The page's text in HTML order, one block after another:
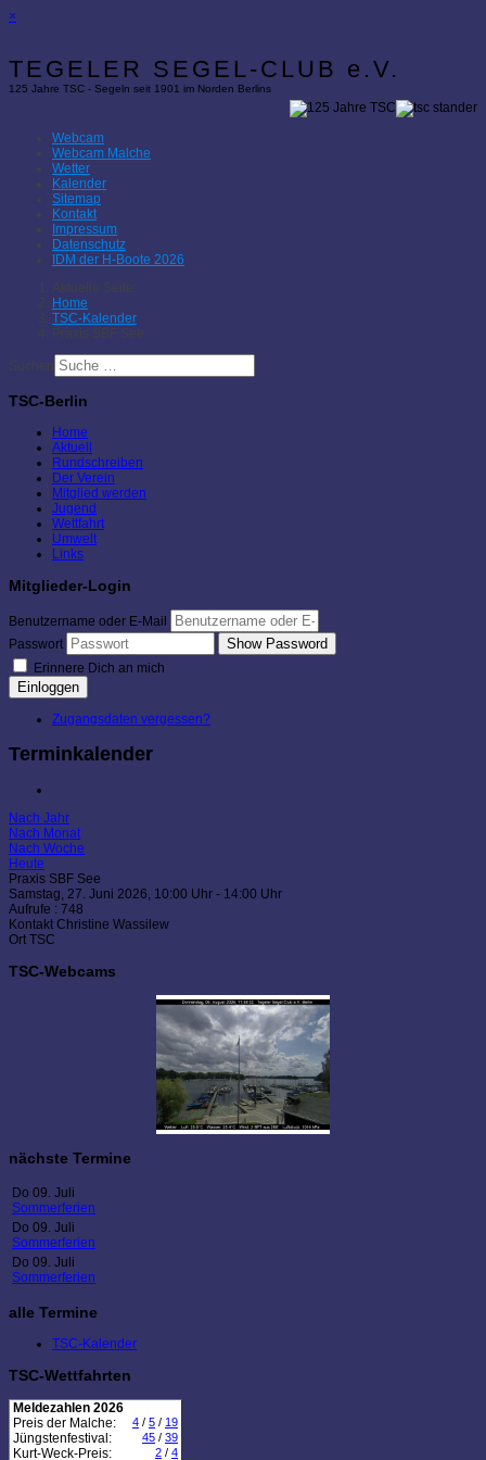
×
TEGELER SEGEL-CLUB e.V.
125 Jahre TSC - Segeln seit 1901 im Norden Berlins
Webcam
Webcam Malche
Wetter
Kalender
Sitemap
Kontakt
Impressum
Datenschutz
IDM der H-Boote 2026
Aktuelle Seite:
Home
TSC-Kalender
Praxis SBF See
Suchen
TSC-Berlin
Home
Aktuell
Rundschreiben
Der Verein
Mitglied werden
Jugend
Wettfahrt
Umwelt
Links
Mitglieder-Login
Benutzername oder E-Mail
Passwort
Show Password
Erinnere Dich an mich
Einloggen
Zugangsdaten vergessen?
Terminkalender
Nach Jahr
Nach Monat
Nach Woche
Heute
Praxis SBF See
Samstag, 27. Juni 2026, 10:00 Uhr - 14:00 Uhr
Aufrufe : 748
Kontakt Christine Wassilew
Ort TSC
TSC-Webcams
nächste Termine
Do 09. Juli
Sommerferien
Do 09. Juli
Sommerferien
Do 09. Juli
Sommerferien
alle Termine
TSC-Kalender
TSC-Wettfahrten
Meldezahlen 2026
Preis der Malche:
4 / 5 / 19
Jüngstenfestival: 45 / 39
Kurt-Weck-Preis: 2 / 4